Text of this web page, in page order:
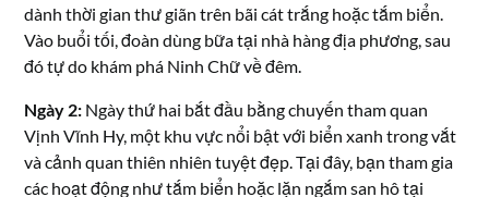
dành thời gian thư giãn trên bãi cát trắng hoặc tắm biển.
Vào buổi tối, đoàn dùng bữa tại nhà hàng địa phương, sau
đó tự do khám phá Ninh Chữ về đêm.
Ngày 2: Ngày thứ hai bắt đầu bằng chuyến tham quan
Vịnh Vĩnh Hy, một khu vực nổi bật với biển xanh trong vắt
và cảnh quan thiên nhiên tuyệt đẹp. Tại đây, bạn tham gia
các hoạt động như tắm biển hoặc lặn ngắm san hô tại